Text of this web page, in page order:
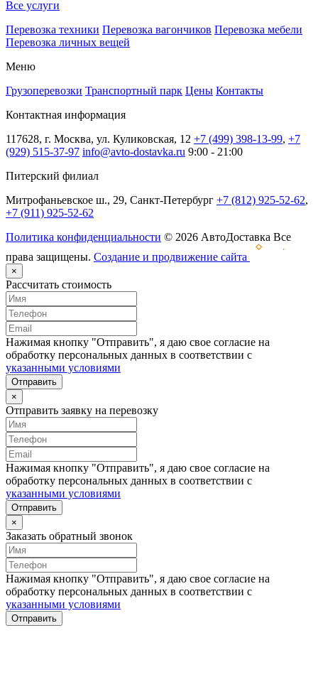
Все услуги
Перевозка техники Перевозка вагончиков Перевозка мебели
Перевозка личных вещей
Меню
Грузоперевозки Транспортный парк Цены Контакты
Контактная информация
117628, г. Москва, ул. Куликовская, 12 +7 (499) 398-13-99, +7
(929) 515-37-97 info@avto-dostavka.ru 9:00 - 21:00
Питерский филиал
Митрофаньевское ш., 29, Санкт-Петербург +7 (812) 925-52-62,
+7 (911) 925-52-62
Политика конфиденциальности © 2026 АвтоДоставка Все
права защищены. Создание и продвижение сайта
×
Рассчитать стоимость
Нажимая кнопку "Отправить", я даю свое согласие на
обработку персональных данных в соответствии с
указанными условиями
Отправить
×
Отправить заявку на перевозку
Нажимая кнопку "Отправить", я даю свое согласие на
обработку персональных данных в соответствии с
указанными условиями
Отправить
×
Заказать обратный звонок
Нажимая кнопку "Отправить", я даю свое согласие на
обработку персональных данных в соответствии с
указанными условиями
Отправить